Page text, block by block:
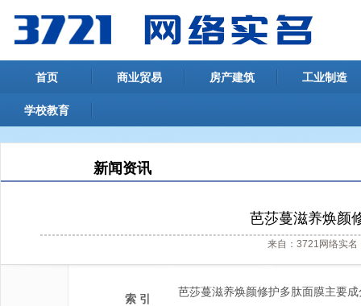
首页 商业贸易 房产建筑 工业制造
学校教育
新闻资讯
芭莎蔓滋养焕颜
来自：3721网络实
索 引
芭莎蔓滋养焕颜修护多肽面膜主要